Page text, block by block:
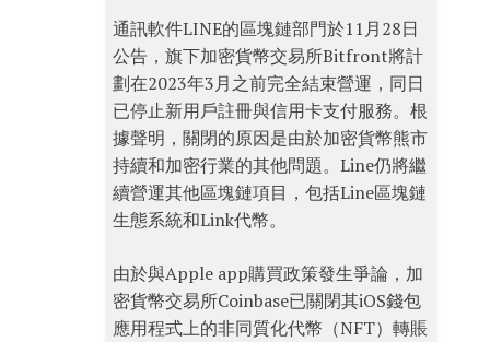
通訊軟件LINE的區塊鏈部門於11月28日
公告，旗下加密貨幣交易所Bitfront將計
劃在2023年3月之前完全結束營運，同日
已停止新用戶註冊與信用卡支付服務。根
據聲明，關閉的原因是由於加密貨幣熊市
持續和加密行業的其他問題。Line仍將繼
續營運其他區塊鏈項目，包括Line區塊鏈
生態系統和Link代幣。
由於與Apple app購買政策發生爭論，加
密貨幣交易所Coinbase已關閉其iOS錢包
應用程式上的非同質化代幣（NFT）轉賬